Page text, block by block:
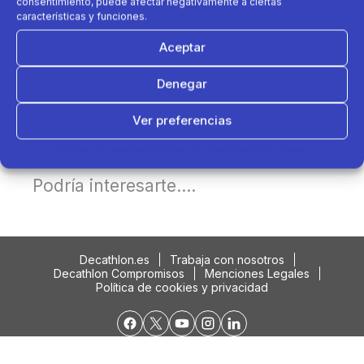
características y funciones.
Aceptar
Denegar
Ver preferencias
Podría interesarte....
Decathlon.es
Trabaja con nosotros
Decathlon Compromisos
Menciones Legales
Política de cookies y privacidad